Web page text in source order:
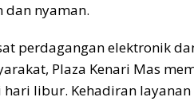
dan nyaman.
perdagangan elektronik
Plaza Kenari Mas
libur. Kehadiran layanan